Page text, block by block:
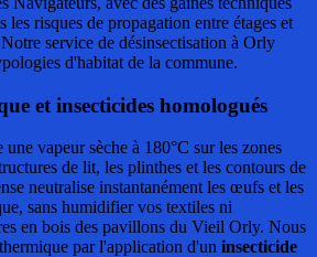
les risques de propagation entre étages et
service de désinsectisation à Orly
d'habitat de la commune.
et insecticides homologués
vapeur sèche à 180°C sur les zones
de lit, les plinthes et les contours de
neutralise instantanément les œufs et les
sans humidifier vos textiles ni
en bois des pavillons du Vieil Orly. Nous
par l'application d'un insecticide